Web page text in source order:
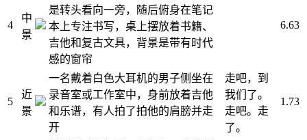
4
中
景
是转头看向一旁，随后俯身在笔记
本上专注书写，桌上摆放着书籍、
吉他和复古文具，背景是带有时代
感的窗帘
6.63
5
近
景
一名戴着白色大耳机的男子侧坐在
录音室或工作室中，身前放着吉他
和乐谱，有人拍了拍他的肩膀并走
开
走吧，到
我们了。
走吧。走
了。
1.73